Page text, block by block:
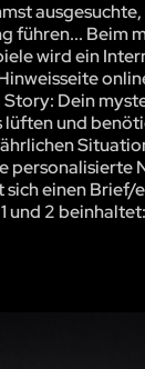
führen...
wird ein
Dein
und
einen
und 2